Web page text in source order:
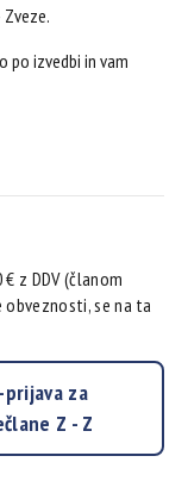
po izvedbi in vam
z DDV (članom
obveznosti, se na ta
prijava za
Z - Z